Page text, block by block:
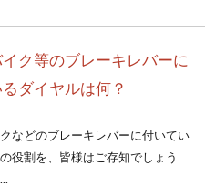
ク等のブレーキレバーに
ダイヤルは何？
などのブレーキレバーに付いてい
役割を、皆様はご存知でしょう